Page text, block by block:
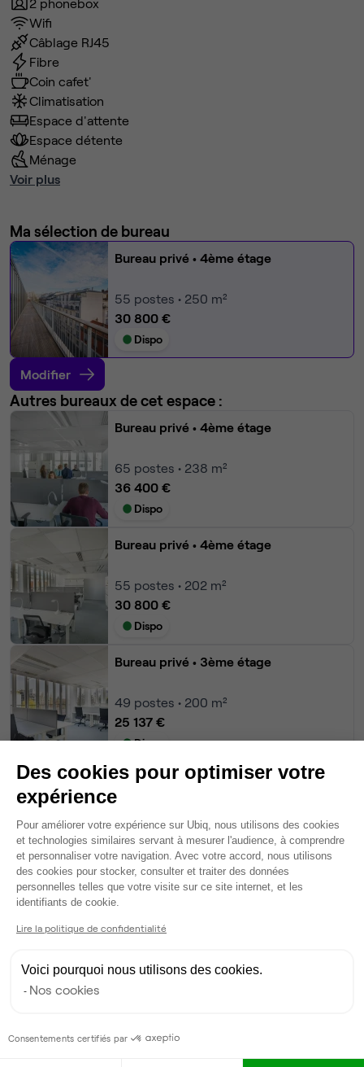
2 phonebox
Wifi
Câblage RJ45
Fibre
Coin cafet'
Climatisation
Espace d'attente
Espace détente
Ménage
Voir plus
Ma sélection de bureau
Bureau privé • 4ème étage
55 postes • 250 m²
30 800 €
Dispo
Modifier
Autres bureaux de cet espace :
Bureau privé • 4ème étage
65 postes • 238 m²
36 400 €
Dispo
Bureau privé • 4ème étage
55 postes • 202 m²
30 800 €
Dispo
Bureau privé • 3ème étage
49 postes • 200 m²
25 137 €
Dispo
Bureau privé• 3ème étage
48postes • 202 m²
24 624 €
Dispo
Voir tout
A Anne-France
Répond en moins de deux jours
Des cookies pour optimiser votre
expérience
Plateforme de Gestion du
Pour améliorer votre expérience sur Ubiq, nous utilisons des cookies
et technologies similaires servant à mesurer l'audience, à comprendre
et personnaliser votre navigation. Avec votre accord, nous utilisons
des cookies pour stocker, consulter et traiter des données
personnelles telles que votre visite sur ce site internet, et les
identifiants de cookie.
Lire la politique de confidentialité
Voici pourquoi nous utilisons des cookies.
Nos cookies
Consentements certifiés par